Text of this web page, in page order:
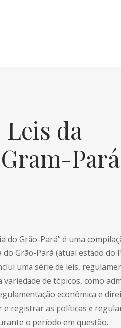
Leis da
Pará
do Grão-Pará” é uma
Grão-Pará (atual estado do
uma série de leis,
de tópicos, como
econômica e
e registrar as políticas e
o período em questão.